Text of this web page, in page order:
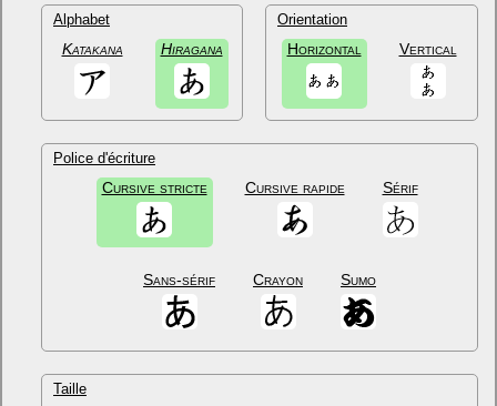
Alphabet
Katakana Hiragana
Orientation
Horizontal Vertical
Police d'écriture
Cursive stricte Cursive rapide Sérif
Sans-sérif Crayon Sumo
Taille